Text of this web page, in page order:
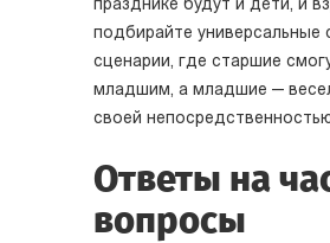
празднике будут и дети, и
подбирайте универсальные
сценарии, где старшие
младшим, а младшие —
своей
Ответы на
вопросы